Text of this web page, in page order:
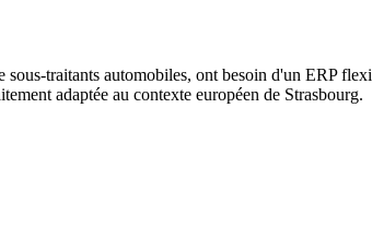
traitants automobiles, ont besoin d'un ERP
adaptée au contexte européen de Strasbourg.